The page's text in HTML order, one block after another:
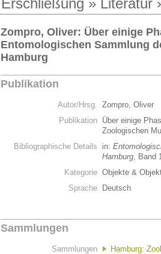
Erschließung » Literatur
Zompro, Oliver: Über einige
Entomologischen Sammlung
Hamburg
Publikation
Autor/Hrsg. Zompro, Oliver
Publikation Über einige
Zoologischen
Bibliographische Details
in:
Hamburg, Band
Kategorie Objekte &
Sprache
Deutsch
Sammlungen
Sammlungen
Hamburg: